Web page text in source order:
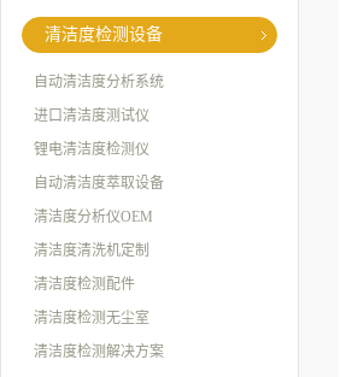
清洁度检测设备
自动清洁度分析系统
进口清洁度测试仪
锂电清洁度检测仪
自动清洁度萃取设备
清洁度分析仪OEM
清洁度清洗机定制
清洁度检测配件
清洁度检测无尘室
清洁度检测解决方案